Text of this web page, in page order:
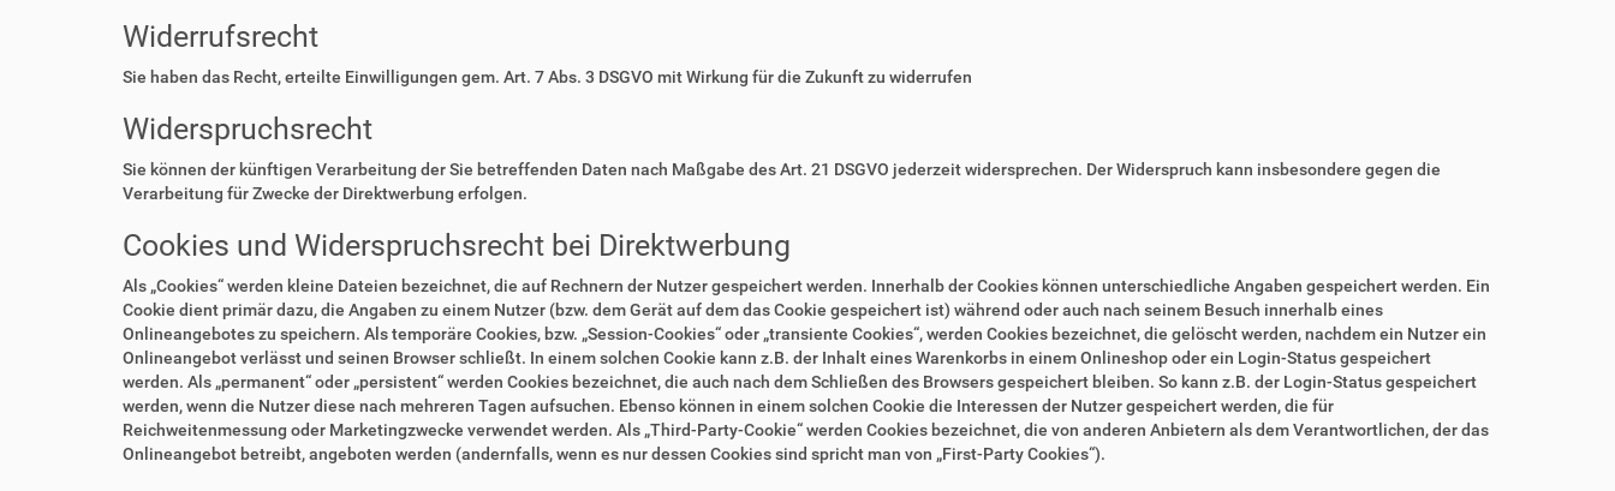
Widerrufsrecht
Sie haben das Recht, erteilte Einwilligungen gem. Art. 7 Abs. 3 DSGVO mit Wirkung für die Zukunft zu widerrufen
Widerspruchsrecht
Sie können der künftigen Verarbeitung der Sie betreffenden Daten nach Maßgabe des Art. 21 DSGVO jederzeit widersprechen. Der Widerspruch kann insbesondere gegen die
Verarbeitung für Zwecke der Direktwerbung erfolgen.
Cookies und Widerspruchsrecht bei Direktwerbung
Als „Cookies“ werden kleine Dateien bezeichnet, die auf Rechnern der Nutzer gespeichert werden. Innerhalb der Cookies können unterschiedliche Angaben gespeichert werden. Ein
Cookie dient primär dazu, die Angaben zu einem Nutzer (bzw. dem Gerät auf dem das Cookie gespeichert ist) während oder auch nach seinem Besuch innerhalb eines
Onlineangebotes zu speichern. Als temporäre Cookies, bzw. „Session-Cookies“ oder „transiente Cookies“, werden Cookies bezeichnet, die gelöscht werden, nachdem ein Nutzer ein
Onlineangebot verlässt und seinen Browser schließt. In einem solchen Cookie kann z.B. der Inhalt eines Warenkorbs in einem Onlineshop oder ein Login-Status gespeichert
werden. Als „permanent“ oder „persistent“ werden Cookies bezeichnet, die auch nach dem Schließen des Browsers gespeichert bleiben. So kann z.B. der Login-Status gespeichert
werden, wenn die Nutzer diese nach mehreren Tagen aufsuchen. Ebenso können in einem solchen Cookie die Interessen der Nutzer gespeichert werden, die für
Reichweitenmessung oder Marketingzwecke verwendet werden. Als „Third-Party-Cookie“ werden Cookies bezeichnet, die von anderen Anbietern als dem Verantwortlichen, der das
Onlineangebot betreibt, angeboten werden (andernfalls, wenn es nur dessen Cookies sind spricht man von „First-Party Cookies“).